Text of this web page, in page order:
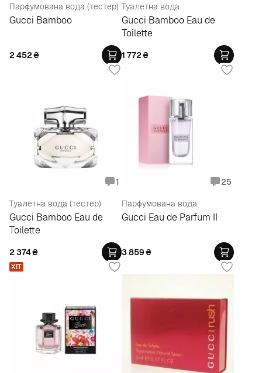
Парфумована вода (тестер)
Gucci Bamboo
2 452₴
Туалетна вода
Gucci Bamboo Eau de
Toilette
1 772₴
1
Туалетна вода (тестер)
Gucci Bamboo Eau de
Toilette
2 374₴
25
Парфумована вода
Gucci Eau de Parfum II
3 859₴
ХІТ